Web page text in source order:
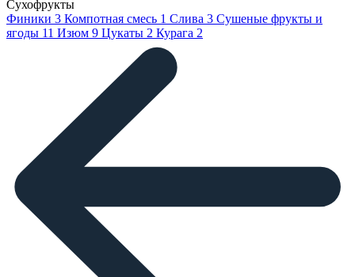
Сухофрукты
Финики 3 Компотная смесь 1 Слива 3 Сушеные фрукты и
ягоды 11 Изюм 9 Цукаты 2 Курага 2